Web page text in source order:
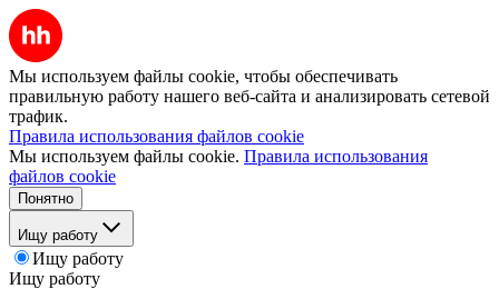
Мы используем файлы cookie, чтобы обеспечивать
правильную работу нашего веб-сайта и анализировать сетевой
трафик.
Правила использования файлов cookie
Мы используем файлы cookie. Правила использования
файлов cookie
Понятно
Ищу работу
Ищу работу
Ищу работу